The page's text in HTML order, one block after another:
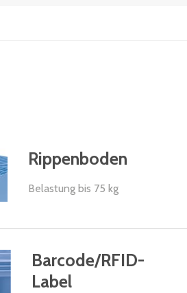
Rippenboden
Belastung bis 75 kg
Barcode/RFID-
Label